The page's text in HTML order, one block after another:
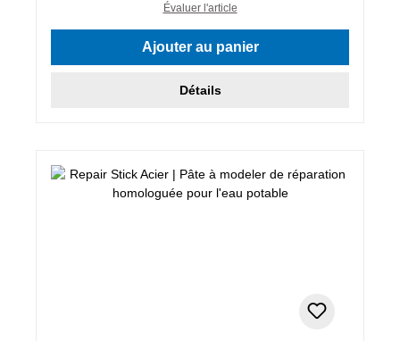
Évaluer l'article
Ajouter au panier
Détails